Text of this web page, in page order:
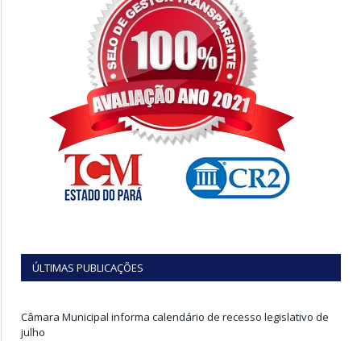
ÚLTIMAS PUBLICAÇÕES
Câmara Municipal informa calendário de recesso legislativo de
julho